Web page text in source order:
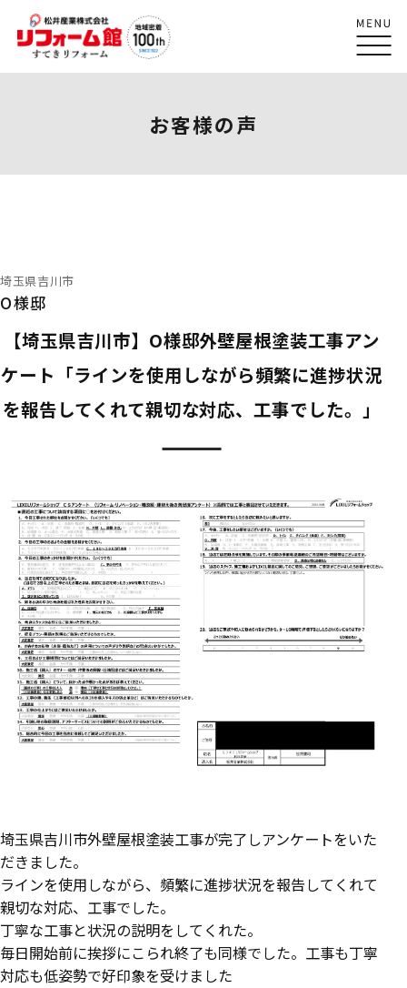
お客様の声
埼玉県吉川市
O様邸
【埼玉県吉川市】O様邸外壁屋根塗装工事アン
ケート「ラインを使用しながら頻繁に進捗状況
を報告してくれて親切な対応、工事でした。」
埼玉県吉川市外壁屋根塗装工事が完了しアンケートをいた
だきました。
ラインを使用しながら、頻繁に進捗状況を報告してくれて
親切な対応、工事でした。
丁寧な工事と状況の説明をしてくれた。
毎日開始前に挨拶にこられ終了も同様でした。工事も丁寧
対応も低姿勢で好印象を受けました